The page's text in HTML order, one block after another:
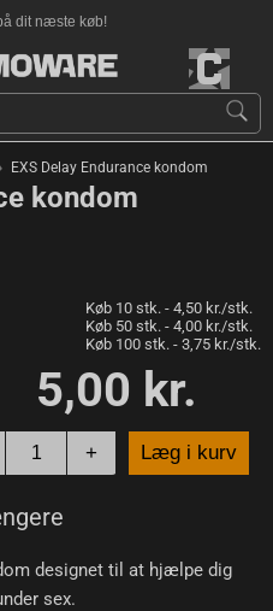
dit næste køb!
› EXS Delay Endurance kondom
kondom
Køb 10 stk. - 4,50 kr./stk.
Køb 50 stk. - 4,00 kr./stk.
Køb 100 stk. - 3,75 kr./stk.
5,00 kr.
+ Læg i kurv
designet til at hjælpe dig
sex.